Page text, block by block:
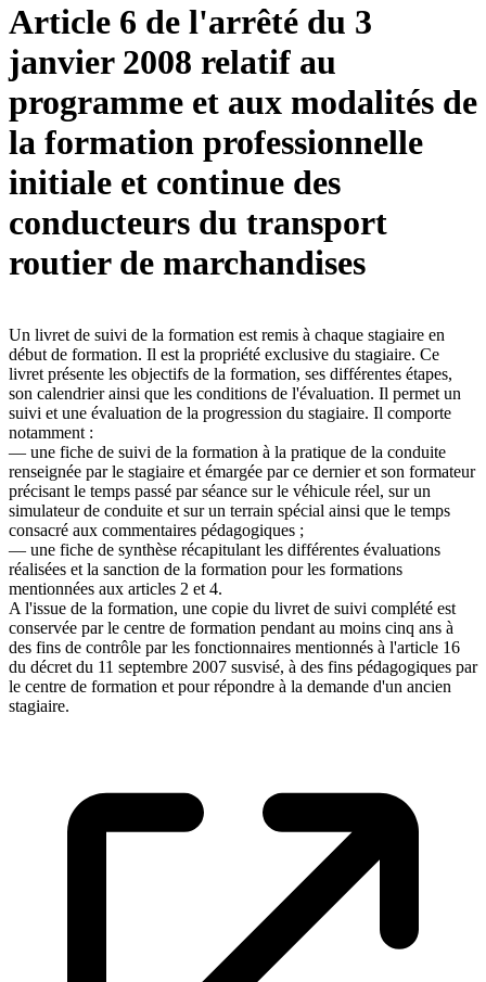
Article 6 de l'arrêté du 3
janvier 2008 relatif au
programme et aux modalités de
la formation professionnelle
initiale et continue des
conducteurs du transport
routier de marchandises
Un livret de suivi de la formation est remis à chaque stagiaire en
début de formation. Il est la propriété exclusive du stagiaire. Ce
livret présente les objectifs de la formation, ses différentes étapes,
son calendrier ainsi que les conditions de l'évaluation. Il permet un
suivi et une évaluation de la progression du stagiaire. Il comporte
notamment :
― une fiche de suivi de la formation à la pratique de la conduite
renseignée par le stagiaire et émargée par ce dernier et son formateur
précisant le temps passé par séance sur le véhicule réel, sur un
simulateur de conduite et sur un terrain spécial ainsi que le temps
consacré aux commentaires pédagogiques ;
― une fiche de synthèse récapitulant les différentes évaluations
réalisées et la sanction de la formation pour les formations
mentionnées aux articles 2 et 4.
A l'issue de la formation, une copie du livret de suivi complété est
conservée par le centre de formation pendant au moins cinq ans à
des fins de contrôle par les fonctionnaires mentionnés à l'article 16
du décret du 11 septembre 2007 susvisé, à des fins pédagogiques par
le centre de formation et pour répondre à la demande d'un ancien
stagiaire.